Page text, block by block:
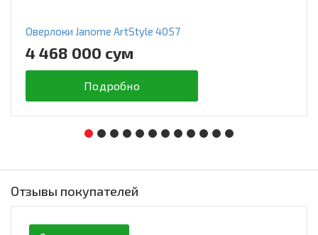
Оверлоки Janome ArtStyle 4057
4 468 000 сум
Подробно
Отзывы покупателей